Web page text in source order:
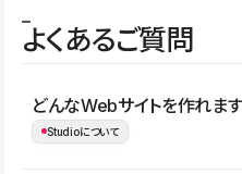
よくあるご質問
どんなWebサイトを作れま
Studioについて